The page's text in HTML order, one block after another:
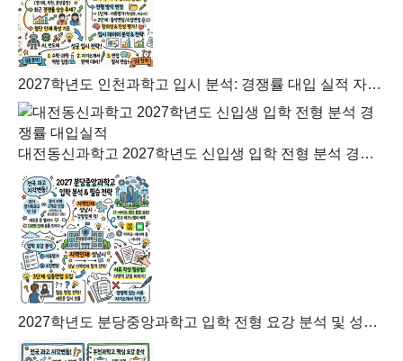
2027학년도 인천과학고 입시 분석: 경쟁률 대입 실적 자소서 가이드
대전동신과학고 2027학년도 신입생 입학 전형 분석 경쟁률 대입실적
2027학년도 분당중앙과학고 입학 전형 요강 분석 및 성남 지역인재 합격 전략